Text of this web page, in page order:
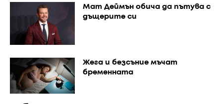
Мат Деймън обича да пътува с
дъщерите си
Жега и безсъние мъчат
бременната